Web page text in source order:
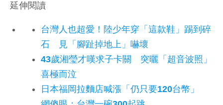
延伸閱讀
台灣人也超愛！陸少年穿「這款鞋」踢到碎
石 見「腳趾掉地上」嚇壞
43歲湘瑩才嘆求子卡關 突曬「超音波照」
喜極而泣
日本福岡拉麵店喊漲「仍只要120台幣」